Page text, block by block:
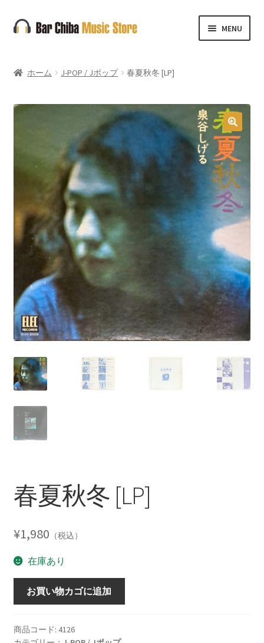
ナ
ビ
ー
ン
ッ
コ
ン
ン
ス
MENU
ホーム J-POP / Jポップ 春夏秋冬 [LP]
🔍
春夏秋冬 [LP]
¥1,980 （税込）
在庫あり
冬
お買い物カゴに追加
商品コード: 4126